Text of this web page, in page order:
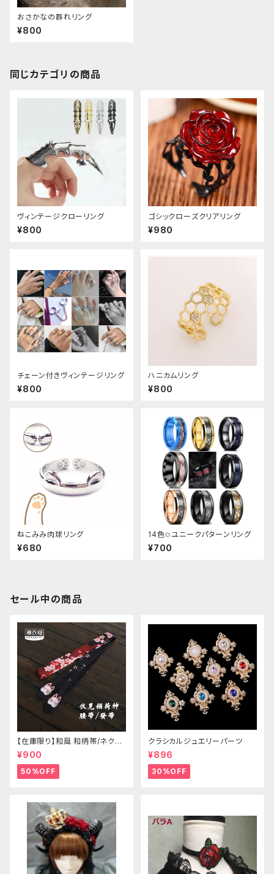
おさかなの群れリング
¥800
同じカテゴリの商品
ヴィンテージクローリング
¥800
ゴシックローズクリアリング
¥980
チェーン付きヴィンテージリング
¥800
ハニカムリング
¥800
ねこみみ肉球リング
¥680
14色✩ユニークパターンリング
¥700
セール中の商品
【在庫限り】和風 和柄帯/ネクタ
イ/リボン（狐面/金魚
¥900
50%OFF
クラシカルジュエリーパーツ
¥896
30%OFF